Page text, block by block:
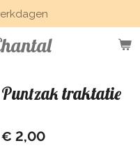
Puntzak traktatie
€ 2,00